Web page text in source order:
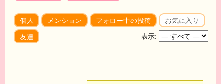
個人 メンション フォロー中の投稿
お気に入り
友達
表示: